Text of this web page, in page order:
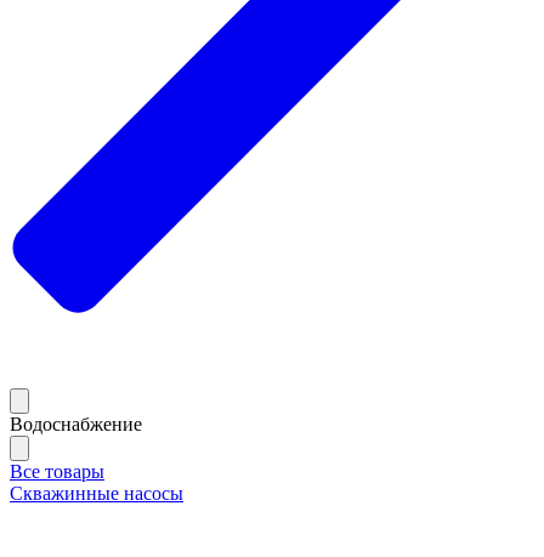
Водоснабжение
Все товары
Скважинные насосы